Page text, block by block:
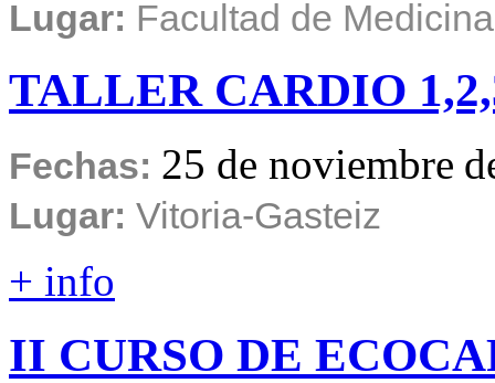
Lugar: Facultad de
TALLER CARDIO
Fechas: 25 de noviembre
Lugar: Vitoria-Gasteiz
+ info
II CURSO DE